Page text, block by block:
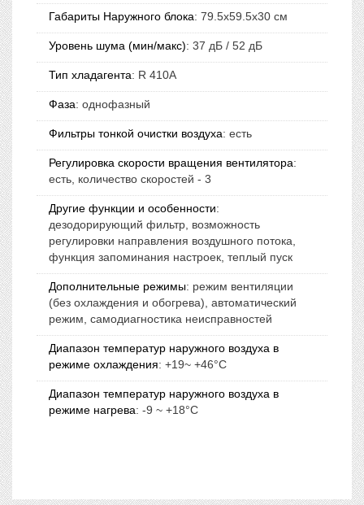
Габариты Наружного блока: 79.5x59.5x30 см
Уровень шума (мин/макс): 37 дБ / 52 дБ
Тип хладагента: R 410A
Фаза: однофазный
Фильтры тонкой очистки воздуха: есть
Регулировка скорости вращения вентилятора:
есть, количество скоростей - 3
Другие функции и особенности:
дезодорирующий фильтр, возможность
регулировки направления воздушного потока,
функция запоминания настроек, теплый пуск
Дополнительные режимы: режим вентиляции
(без охлаждения и обогрева), автоматический
режим, самодиагностика неисправностей
Диапазон температур наружного воздуха в
режиме охлаждения: +19~ +46°C
Диапазон температур наружного воздуха в
режиме нагрева: -9 ~ +18°C